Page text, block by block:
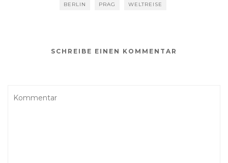
BERLIN PRAG WELTREISE
SCHREIBE EINEN KOMMENTAR